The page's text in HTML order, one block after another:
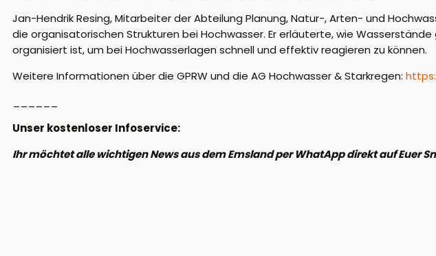
Jan-Hendrik Resing, Mitarbeiter der Abteilung Planung, Natur-, Arten- und
die organisatorischen Strukturen bei Hochwasser. Er erläuterte, wie
organisiert ist, um bei Hochwasserlagen schnell und effektiv reagieren zu können.
Weitere Informationen über die GPRW und die AG Hochwasser & Starkregen:
Unser kostenloser Infoservice:
Ihr möchtet alle wichtigen News aus dem Emsland per WhatApp direkt auf Euer